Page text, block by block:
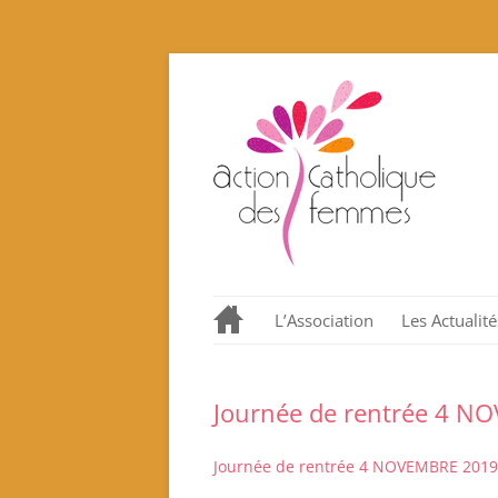
L’Association
Nos valeurs promues et
Que proposons nous ?
Les
Journée de rentrée 4
Journée de rentrée 4 NOVEMBRE